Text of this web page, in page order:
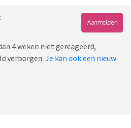
Aanmelden
4 weken niet gereageerd,
verborgen. Je kan ook een nieuw